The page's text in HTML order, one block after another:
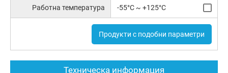
Работна температура -55°C ~ +125°C
Продукти с подобни параметри
Техническа информация